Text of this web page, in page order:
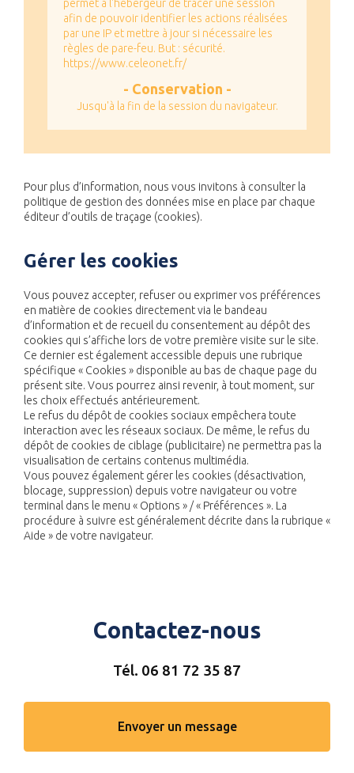
permet à l'hébergeur de tracer une session
afin de pouvoir identifier les actions réalisées
par une IP et mettre à jour si nécessaire les
règles de pare-feu. But : sécurité.
https://www.celeonet.fr/
Jusqu'à la fin de la session du navigateur.
Pour plus d’information, nous vous invitons à consulter la
politique de gestion des données mise en place par chaque
éditeur d’outils de traçage (cookies).
Gérer les cookies
Vous pouvez accepter, refuser ou exprimer vos préférences
en matière de cookies directement via le bandeau
d’information et de recueil du consentement au dépôt des
cookies qui s’affiche lors de votre première visite sur le site.
Ce dernier est également accessible depuis une rubrique
spécifique « Cookies » disponible au bas de chaque page du
présent site. Vous pourrez ainsi revenir, à tout moment, sur
les choix effectués antérieurement.
Le refus du dépôt de cookies sociaux empêchera toute
interaction avec les réseaux sociaux. De même, le refus du
dépôt de cookies de ciblage (publicitaire) ne permettra pas la
visualisation de certains contenus multimédia.
Vous pouvez également gérer les cookies (désactivation,
blocage, suppression) depuis votre navigateur ou votre
terminal dans le menu « Options » / « Préférences ». La
procédure à suivre est généralement décrite dans la rubrique «
Aide » de votre navigateur.
Contactez-nous
Tél. 06 81 72 35 87
Envoyer un message